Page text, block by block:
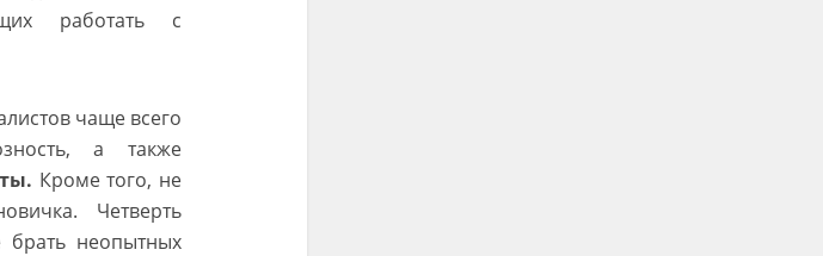
работать с
чаще всего
а также
Кроме того, не
Четверть
брать неопытных